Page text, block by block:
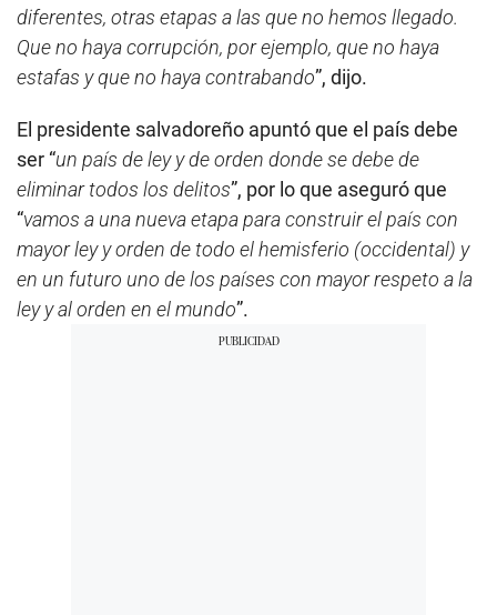
diferentes, otras etapas a las que no hemos llegado.
Que no haya corrupción, por ejemplo, que no haya
estafas y que no haya contrabando”, dijo.
El presidente salvadoreño apuntó que el país debe
ser “un país de ley y de orden donde se debe de
eliminar todos los delitos”, por lo que aseguró que
“vamos a una nueva etapa para construir el país con
mayor ley y orden de todo el hemisferio (occidental) y
en un futuro uno de los países con mayor respeto a la
ley y al orden en el mundo”.